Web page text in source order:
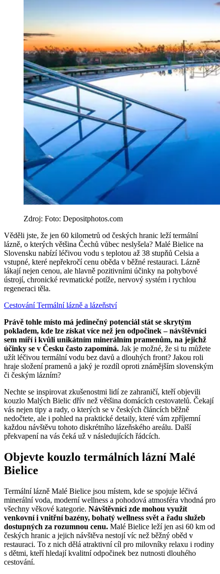
Zdroj: Foto: Depositphotos.com
Věděli jste, že jen 60 kilometrů od českých hranic leží termální
lázně, o kterých většina Čechů vůbec neslyšela? Malé Bielice na
Slovensku nabízí léčivou vodu s teplotou až 38 stupňů Celsia a
vstupné, které nepřekročí cenu oběda v běžné restauraci. Lázně
lákají nejen cenou, ale hlavně pozitivními účinky na pohybové
ústrojí, chronické revmatické potíže, nervový systém i rychlou
regeneraci těla.
CestováníTermální lázně a lázeňství
Právě tohle místo má jedinečný potenciál stát se skrytým
pokladem, kde lze získat více než jen odpočinek – návštěvníci
sem míří i kvůli unikátním minerálním pramenům, na jejichž
účinky se v Česku často zapomíná. Jak je možné, že si tu můžete
užít léčivou termální vodu bez davů a dlouhých front? Jakou roli
hraje složení pramenů a jaký je rozdíl oproti známějším slovenským
či českým lázním?
Nechte se inspirovat zkušenostmi lidí ze zahraničí, kteří objevili
kouzlo Malých Bielic dřív než většina domácích cestovatelů. Čekají
vás nejen tipy a rady, o kterých se v českých článcích běžně
nedočtete, ale i pohled na praktické detaily, které vám zpříjemní
každou návštěvu tohoto diskrétního lázeňského areálu. Další
překvapení na vás čeká už v následujících řádcích.
Objevte kouzlo termálních lázní Malé
Bielice
Termální lázně Malé Bielice jsou místem, kde se spojuje léčivá
minerální voda, moderní wellness a pohodová atmosféra vhodná pro
všechny věkové kategorie. Návštěvníci zde mohou využít
venkovní i vnitřní bazény, bohatý wellness svět a řadu služeb
dostupných za rozumnou cenu. Malé Bielice leží jen asi 60 km od
českých hranic a jejich návštěva nestojí víc než běžný oběd v
restauraci. To z nich dělá atraktivní cíl pro milovníky relaxu i rodiny
s dětmi, kteří hledají kvalitní odpočinek bez nutnosti dlouhého
cestování.